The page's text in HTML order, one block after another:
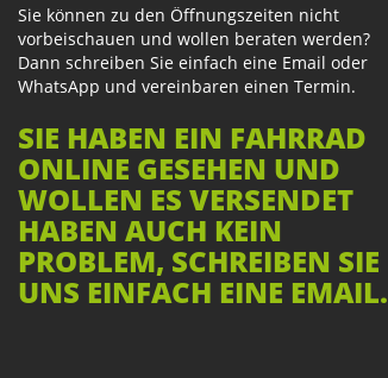
Sie können zu den Öffnungszeiten nicht
vorbeischauen und wollen beraten werden?
Dann schreiben Sie einfach eine Email oder
WhatsApp und vereinbaren einen Termin.
SIE HABEN EIN FAHRRAD
ONLINE GESEHEN UND
WOLLEN ES VERSENDET
HABEN AUCH KEIN
PROBLEM, SCHREIBEN SIE
UNS EINFACH EINE EMAIL.